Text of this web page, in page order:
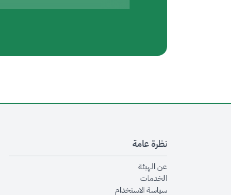
نظرة عامة
عن الهيئةopens in new window
الخدماتopens in new window
سياسة الاستخدام